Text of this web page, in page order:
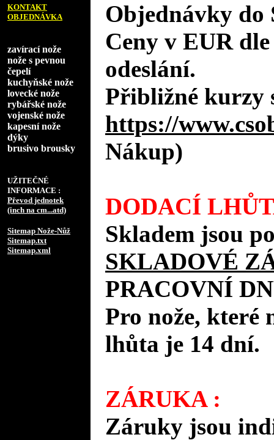
KONTAKT
OBJEDNÁVKA
zavírací nože
nože s pevnou
čepelí
kuchyňské nože
lovecké nože
rybářské nože
vojenské nože
kapesní nože
dýky
brusivo brousky
UŽITEČNÉ
INFORMACE :
Převod jednotek
(inch na cm...atd)
Sitemap Nože-Nůž
Sitemap.txt
Sitemap.xml
Objednávky do
Ceny v EUR
odeslání.
Přibližné kurzy
https://
Nákup)
DODACÍ
Skladem jsou
SKLADOVÉ
PRACOVNÍ
Pro nože, které
lhůta je 14 dní.
ZÁRUKA :
Záruky jsou